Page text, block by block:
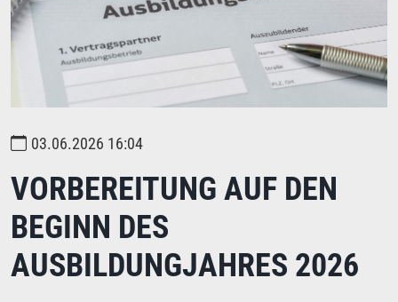
03.06.2026 16:04
VORBEREITUNG AUF DEN
BEGINN DES
AUSBILDUNGJAHRES 2026